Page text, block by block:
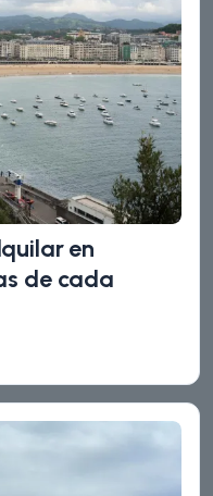
en
de cada